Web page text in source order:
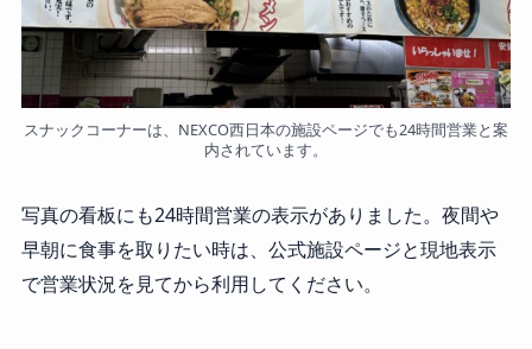
スナックコーナーは、NEXCO西日本の施設ページでも24時間営業と案
内されています。
写真の看板にも24時間営業の表示がありました。夜間や
早朝に食事を取りたい時は、公式施設ページと現地表示
で営業状況を見てから利用してください。